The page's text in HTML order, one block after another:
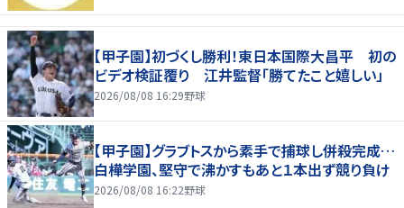
【甲子園】初づくし勝利！東日本国際大昌平 初の
ビデオ検証覆り 江井監督「勝てたこと嬉しい」
2026/08/08 16:29野球
【甲子園】グラブトスから素手で捕球し併殺完成…
白樺学園、堅守で沸かすもあと１本出ず競り負け
2026/08/08 16:22野球